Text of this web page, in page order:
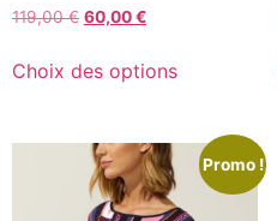
119,00€ 60,00€
Choix des options
Promo !